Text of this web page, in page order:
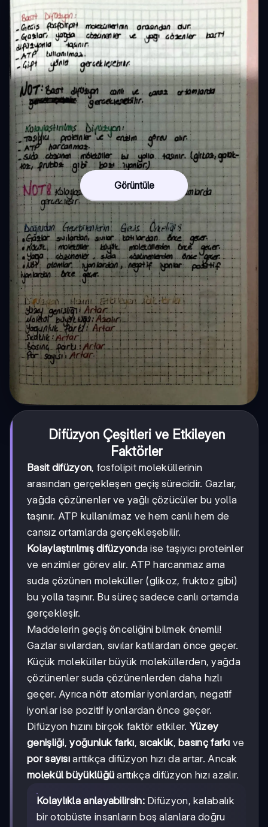
Görüntüle
Difüzyon Çeşitleri ve Etkileyen
Faktörler
Basit difüzyon, fosfolipit moleküllerinin
arasından gerçekleşen geçiş sürecidir. Gazlar,
yağda çözünenler ve yağlı çözücüler bu yolla
taşınır. ATP kullanılmaz ve hem canlı hem de
cansız ortamlarda gerçekleşebilir.
Kolaylaştırılmış difüzyonda ise taşıyıcı proteinler
ve enzimler görev alır. ATP harcanmaz ama
suda çözünen moleküller (glikoz, fruktoz gibi)
bu yolla taşınır. Bu süreç sadece canlı ortamda
gerçekleşir.
Maddelerin geçiş önceliğini bilmek önemli!
Gazlar sıvılardan, sıvılar katılardan önce geçer.
Küçük moleküller büyük moleküllerden, yağda
çözünenler suda çözünenlerden daha hızlı
geçer. Ayrıca nötr atomlar iyonlardan, negatif
iyonlar ise pozitif iyonlardan önce geçer.
Difüzyon hızını birçok faktör etkiler. Yüzey
genişliği,yoğunluk farkı,sıcaklık, basınç farkı ve
por sayısı arttıkça difüzyon hızı da artar. Ancak
molekül büyüklüğü arttıkça difüzyon hızı azalır.
Kolaylıkla anlayabilirsin:Difüzyon, kalabalık
bir otobüste insanların boş alanlara doğru